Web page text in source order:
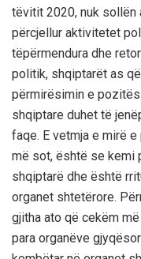
tëvitit 2020, nuk sollën
përcjellur aktivitetet
tëpërmendura dhe
politik, shqiptarët as që
përmirësimin e pozitës
shqiptare duhet të jenë
faqe. E vetmja e mirë e
më sot, është se kemi
shqiptarë dhe është
organet shtetërore.
gjitha ato që cekëm më
para organëve